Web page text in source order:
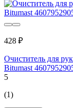
428 ₽
Очиститель для
Bitumast
5
(1)